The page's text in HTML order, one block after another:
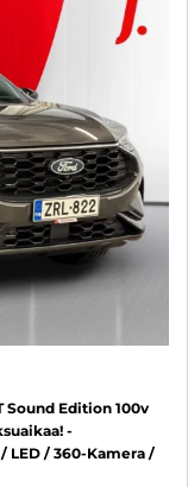
Sound Edition 100v
-
LED / 360-Kamera /